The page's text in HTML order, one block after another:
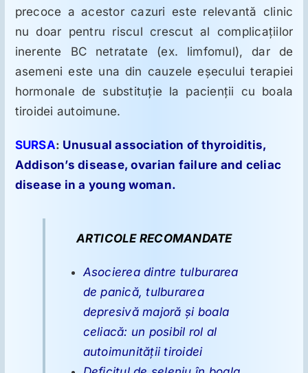
precoce a acestor cazuri este relevantă clinic
nu doar pentru riscul crescut al complicaţiilor
inerente BC netratate (ex. limfomul), dar de
asemeni este una din cauzele eşecului terapiei
hormonale de substituţie la pacienţii cu boala
tiroidei autoimune.
SURSA: Unusual association of thyroiditis,
Addison’s disease, ovarian failure and celiac
disease in a young woman.
ARTICOLE RECOMANDATE
Asocierea dintre tulburarea
de panică, tulburarea
depresivă majoră şi boala
celiacă: un posibil rol al
autoimunităţii tiroidei